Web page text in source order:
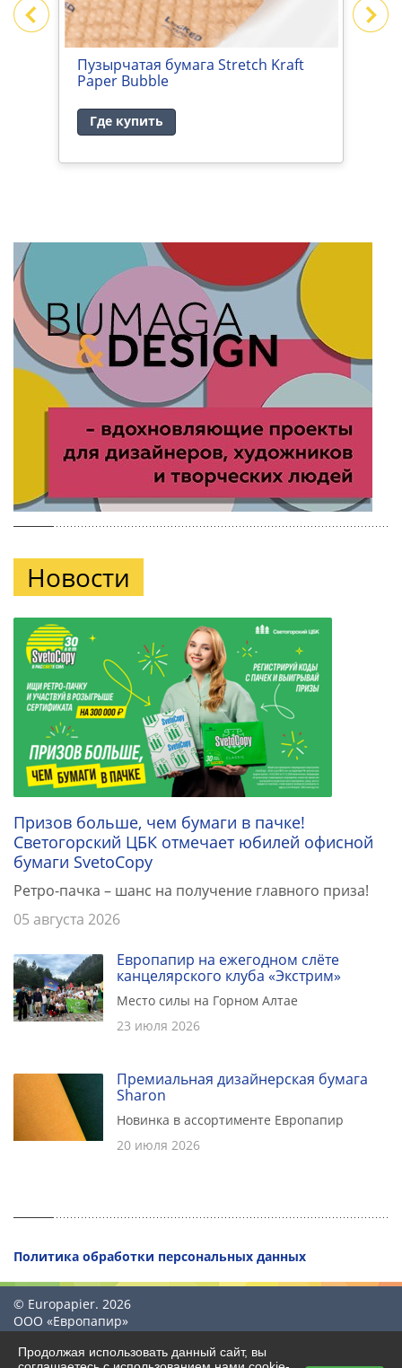
Пузырчатая бумага Stretch Kraft
Paper Bubble
Где купить
Новости
Призов больше, чем бумаги в пачке!
Светогорский ЦБК отмечает юбилей офисной
бумаги SvetoCopy
Ретро-пачка – шанс на получение главного приза!
05 августа 2026
Европапир на ежегодном слёте
канцелярского клуба «Экстрим»
Место силы на Горном Алтае
23 июля 2026
Премиальная дизайнерская бумага
Sharon
Новинка в ассортименте Европапир
20 июля 2026
Политика обработки персональных данных
© Europapier. 2026
ООО «Европапир»
Продолжая использовать данный сайт, вы